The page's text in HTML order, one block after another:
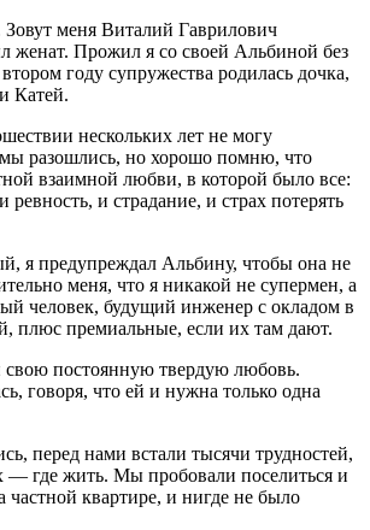
Зовут меня Виталий Гаврилович
женат. Прожил я со своей Альбиной без
году супружества родилась дочка,
Катей.
нескольких лет не могу
разошлись, но хорошо помню, что
взаимной любви, в которой было все:
и страдание, и страх потерять
я пре­дупреждал Альбину, чтобы она не
меня, что я никакой не супермен, а
человек, будущий инженер с окладом в
плюс премиальные, если их там дают.
свою постоянную твердую любовь.
говоря, что ей и нужна только одна
перед нами встали тысячи трудностей,
— где жить. Мы пробовали поселиться и
частной квартире, и нигде не было